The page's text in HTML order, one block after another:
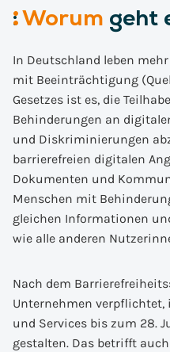
:Worum geht
In Deutschland leben
mit Beeinträchtigung
Gesetzes ist es, die
Behinderungen an
und Diskriminierungen
barrierefreien digitalen
Dokumenten und
Menschen mit
gleichen Informationen
wie alle anderen
Nach dem
Unternehmen verpflichtet,
und Services bis zum 28.
gestalten. Das betrifft